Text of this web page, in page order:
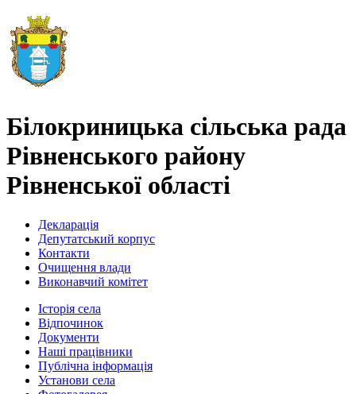
Білокриницька сільська рада
Рівненського району
Рівненської області
Декларація
Депутатський корпус
Контакти
Очищення влади
Виконавчий комітет
Історія села
Відпочинок
Документи
Наші працівники
Публічна інформація
Установи села